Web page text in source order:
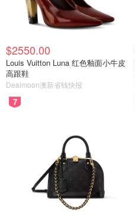
$2550.00
Louis Vuitton Luna 红色釉面小牛皮
高跟鞋
Dealmoon澳新省钱快报
7